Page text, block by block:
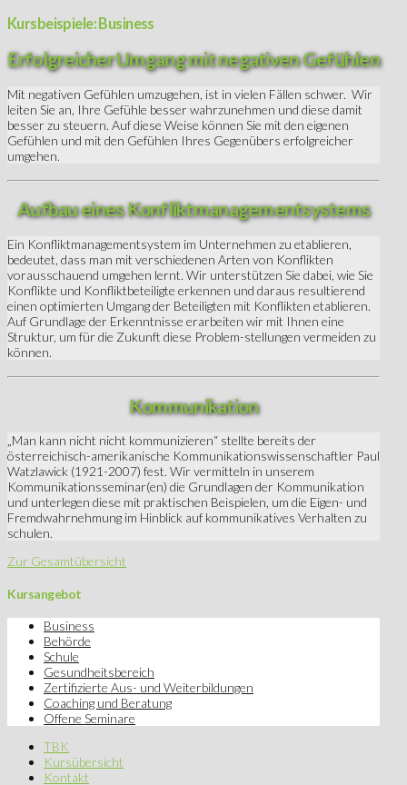
Kursbeispiele: Business
Erfolgreicher Umgang mit negativen Gefühlen
Mit negativen Gefühlen umzugehen, ist in vielen Fällen schwer. Wir
leiten Sie an, Ihre Gefühle besser wahrzunehmen und diese damit
besser zu steuern. Auf diese Weise können Sie mit den eigenen
Gefühlen und mit den Gefühlen Ihres Gegenübers erfolgreicher
umgehen.
Aufbau eines Konfliktmanagementsystems
Ein Konfliktmanagementsystem im Unternehmen zu etablieren,
bedeutet, dass man mit verschiedenen Arten von Konflikten
vorausschauend umgehen lernt. Wir unterstützen Sie dabei, wie Sie
Konflikte und Konfliktbeteiligte erkennen und daraus resultierend
einen optimierten Umgang der Beteiligten mit Konflikten etablieren.
Auf Grundlage der Erkenntnisse erarbeiten wir mit Ihnen eine
Struktur, um für die Zukunft diese Problem-stellungen vermeiden zu
können.
Kommunikation
„Man kann nicht nicht kommunizieren“ stellte bereits der
österreichisch-amerikanische Kommunikationswissenschaftler Paul
Watzlawick (1921-2007) fest. Wir vermitteln in unserem
Kommunikationsseminar(en) die Grundlagen der Kommunikation
und unterlegen diese mit praktischen Beispielen, um die Eigen- und
Fremdwahrnehmung im Hinblick auf kommunikatives Verhalten zu
schulen.
Zur Gesamtübersicht
Kursangebot
Business
Behörde
Schule
Gesundheitsbereich
Zertifizierte Aus- und Weiterbildungen
Coaching und Beratung
Offene Seminare
TBK
Kursübersicht
Kontakt